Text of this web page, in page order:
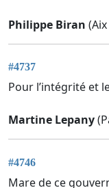
Philippe Biran
#4737
Pour l’intégrité et
Martine Lepany
#4746
Mare de ce